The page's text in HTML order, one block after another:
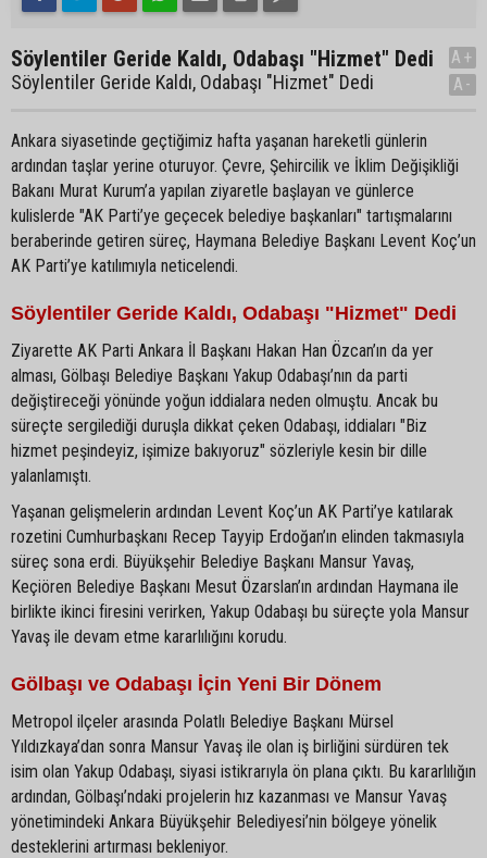
Söylentiler Geride Kaldı, Odabaşı "Hizmet" Dedi
Söylentiler Geride Kaldı, Odabaşı "Hizmet" Dedi
A+
A-
Ankara siyasetinde geçtiğimiz hafta yaşanan hareketli günlerin
ardından taşlar yerine oturuyor. Çevre, Şehircilik ve İklim Değişikliği
Bakanı Murat Kurum’a yapılan ziyaretle başlayan ve günlerce
kulislerde "AK Parti’ye geçecek belediye başkanları" tartışmalarını
beraberinde getiren süreç, Haymana Belediye Başkanı Levent Koç’un
AK Parti’ye katılımıyla neticelendi.
Söylentiler Geride Kaldı, Odabaşı "Hizmet" Dedi
Ziyarette AK Parti Ankara İl Başkanı Hakan Han Özcan’ın da yer
alması, Gölbaşı Belediye Başkanı Yakup Odabaşı’nın da parti
değiştireceği yönünde yoğun iddialara neden olmuştu. Ancak bu
süreçte sergilediği duruşla dikkat çeken Odabaşı, iddiaları "Biz
hizmet peşindeyiz, işimize bakıyoruz" sözleriyle kesin bir dille
yalanlamıştı.
Yaşanan gelişmelerin ardından Levent Koç’un AK Parti’ye katılarak
rozetini Cumhurbaşkanı Recep Tayyip Erdoğan’ın elinden takmasıyla
süreç sona erdi. Büyükşehir Belediye Başkanı Mansur Yavaş,
Keçiören Belediye Başkanı Mesut Özarslan’ın ardından Haymana ile
birlikte ikinci firesini verirken, Yakup Odabaşı bu süreçte yola Mansur
Yavaş ile devam etme kararlılığını korudu.
Gölbaşı ve Odabaşı İçin Yeni Bir Dönem
Metropol ilçeler arasında Polatlı Belediye Başkanı Mürsel
Yıldızkaya’dan sonra Mansur Yavaş ile olan iş birliğini sürdüren tek
isim olan Yakup Odabaşı, siyasi istikrarıyla ön plana çıktı. Bu kararlılığın
ardından, Gölbaşı’ndaki projelerin hız kazanması ve Mansur Yavaş
yönetimindeki Ankara Büyükşehir Belediyesi’nin bölgeye yönelik
desteklerini artırması bekleniyor.